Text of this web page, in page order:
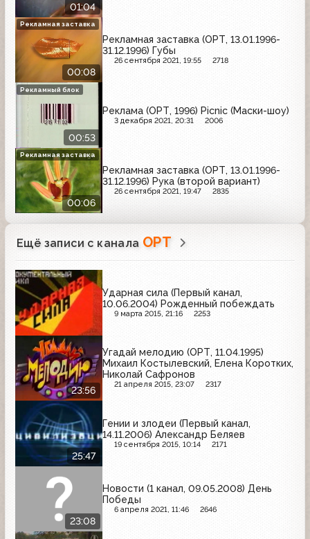
01:04
00:08
Рекламная заставка (ОРТ, 13.01.1996-
31.12.1996) Губы
26 сентября 2021, 19:55 2718
Рекламная заставка
00:53
Реклама (ОРТ, 1996) Picnic (Маски-шоу)
3 декабря 2021, 20:31 2006
Рекламный блок
00:06
Рекламная заставка (ОРТ, 13.01.1996-
31.12.1996) Рука (второй вариант)
26 сентября 2021, 19:47 2835
Рекламная заставка
Ещё записи с канала ОРТ
Ударная сила (Первый канал,
10.06.2004) Рожденный побеждать
9 марта 2015, 21:16 2253
23:56
Угадай мелодию (ОРТ, 11.04.1995)
Михаил Костылевский, Елена Коротких,
Николай Сафронов
21 апреля 2015, 23:07 2317
25:47
Гении и злодеи (Первый канал,
14.11.2006) Александр Беляев
19 сентября 2015, 10:14 2171
23:08
Новости (1 канал, 09.05.2008) День
Победы
6 апреля 2021, 11:46 2646